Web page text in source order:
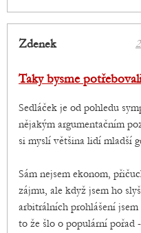
Zdenek
Taky bysme
Sedláček je od pohledu
nějakým argumentačním
si myslí většina lidí mladší
Sám nejsem ekonom,
zájmu, ale když jsem ho
arbitrálních prohlášení
to že šlo o populární pořad